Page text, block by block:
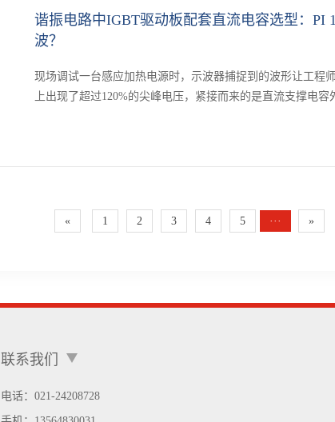
谐振电路中IGBT驱动板配套直流电容选型：PI
波？
现场调试一台感应加热电源时，示波器捕捉到的波形让工
上出现了超过120%的尖峰电压，紧接而来的是直流支撑电
« 1 2 3 4 5 ··· »
联系我们
电话：021-24208728